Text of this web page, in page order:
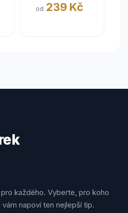
od 239 Kč
každého. Vyberte, pro koho
napoví ten nejlepší tip.